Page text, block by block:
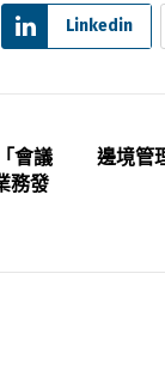
Linkedin
會議
務發
邊境管